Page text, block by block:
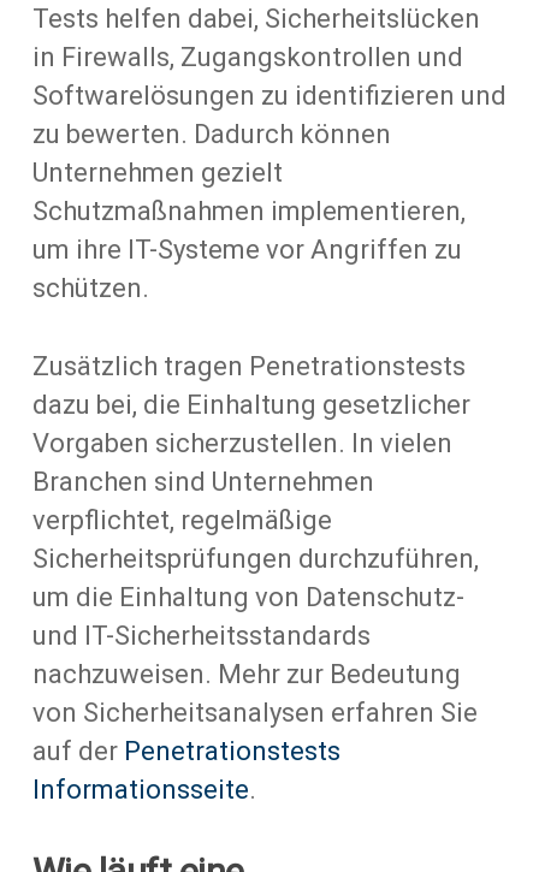
Tests helfen dabei, Sicherheitslücken
in Firewalls, Zugangskontrollen und
Softwarelösungen zu identifizieren und
zu bewerten. Dadurch können
Unternehmen gezielt
Schutzmaßnahmen implementieren,
um ihre IT-Systeme vor Angriffen zu
schützen.
Zusätzlich tragen Penetrationstests
dazu bei, die Einhaltung gesetzlicher
Vorgaben sicherzustellen. In vielen
Branchen sind Unternehmen
verpflichtet, regelmäßige
Sicherheitsprüfungen durchzuführen,
um die Einhaltung von Datenschutz-
und IT-Sicherheitsstandards
nachzuweisen. Mehr zur Bedeutung
von Sicherheitsanalysen erfahren Sie
auf der Penetrationstests
Informationsseite.